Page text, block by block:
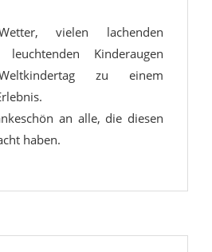
vielen lachenden
Kinderaugen
zu einem
an alle, die diesen
haben.